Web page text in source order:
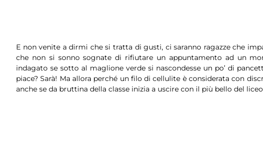
E non venite a dirmi che si tratta di gusti, ci saranno ragazze che
che non si sonno sognate di rifiutare un appuntamento ad un
indagato se sotto al maglione verde si nascondesse un po’ di
piace? Sarà! Ma allora perché un filo di cellulite è considerata con
anche se da bruttina della classe inizia a uscire con il più bello del